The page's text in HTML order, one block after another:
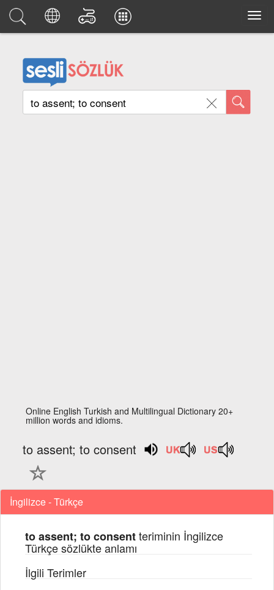
Online English Turkish and Multilingual Dictionary 20+
million words and idioms.
to assent; to consent
İngilizce - Türkçe
to assent; to consentteriminin İngilizce
Türkçe sözlükte anlamı
İlgili Terimler